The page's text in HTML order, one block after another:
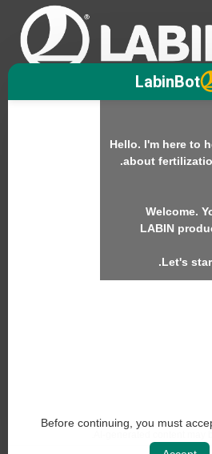
الاجتماعي
LabinBot
Hello. I
Hello. I'm here to
Welcome.
LABIN
Let's
Before continuing, you must